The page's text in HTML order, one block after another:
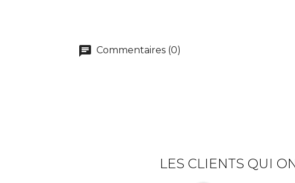
Commentaires (0)
LES CLIENTS QUI